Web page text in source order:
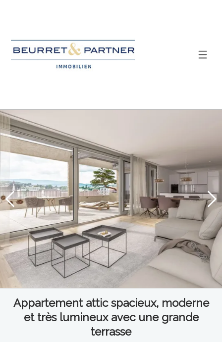
Appartement attic spacieux, moderne
et très lumineux avec une grande
terrasse